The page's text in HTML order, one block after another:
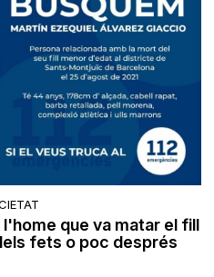
que va matar el fill
fets o poc després